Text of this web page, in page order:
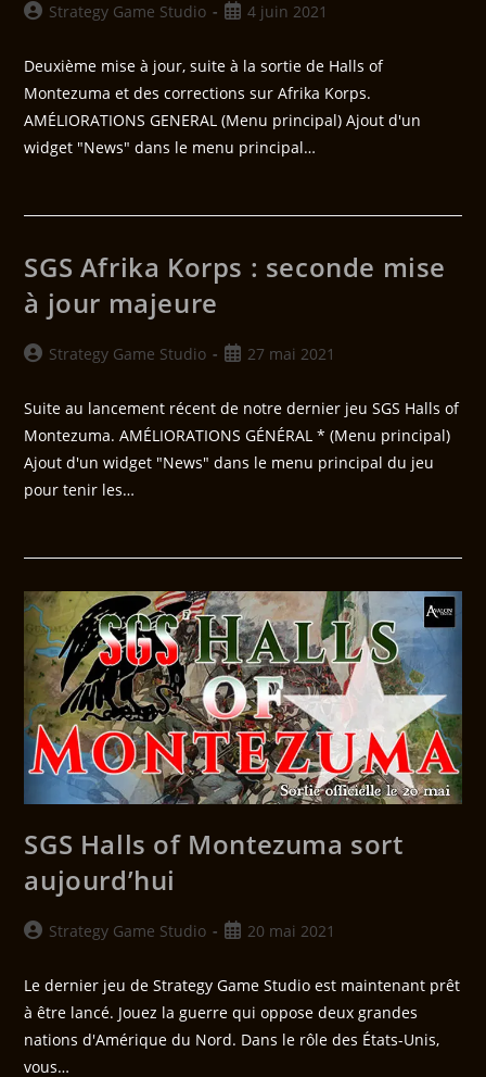
Strategy Game Studio 4 juin 2021
Deuxième mise à jour, suite à la sortie de Halls of
Montezuma et des corrections sur Afrika Korps.
AMÉLIORATIONS GENERAL (Menu principal) Ajout d'un
widget "News" dans le menu principal…
SGS Afrika Korps : seconde mise
à jour majeure
Strategy Game Studio 27 mai 2021
Suite au lancement récent de notre dernier jeu SGS Halls of
Montezuma. AMÉLIORATIONS GÉNÉRAL * (Menu principal)
Ajout d'un widget "News" dans le menu principal du jeu
pour tenir les…
SGS Halls of Montezuma sort
aujourd’hui
Strategy Game Studio 20 mai 2021
Le dernier jeu de Strategy Game Studio est maintenant prêt
à être lancé. Jouez la guerre qui oppose deux grandes
nations d'Amérique du Nord. Dans le rôle des États-Unis,
vous…